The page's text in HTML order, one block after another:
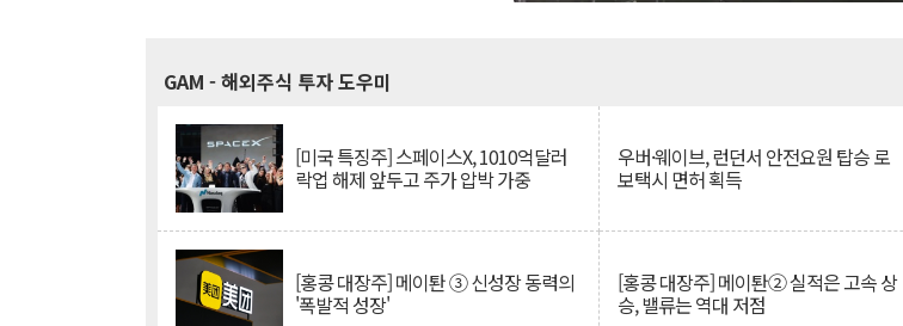
GAM - 해외주식 투자 도우미
[미국 특징주] 스페이스X, 1010억달러
락업 해제 앞두고 주가 압박 가중
우버·웨이브, 런던서 안전요원 탑승 로
보택시 면허 획득
[홍콩 대장주] 메이퇀 ③ 신성장 동력의
'폭발적 성장'
[홍콩 대장주] 메이퇀② 실적은 고속 상
승, 밸류는 역대 저점